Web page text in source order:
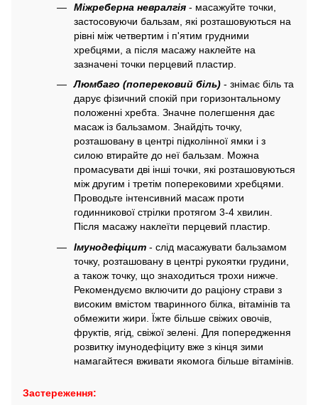
Міжреберна невралгія - масажуйте точки,
застосовуючи бальзам, які розташовуються на
рівні між четвертим і п'ятим грудними
хребцями, а після масажу наклейте на
зазначені точки перцевий пластир.
Люмбаго (поперековий біль) - знімає біль та
дарує фізичний спокій при горизонтальному
положенні хребта. Значне полегшення дає
масаж із бальзамом. Знайдіть точку,
розташовану в центрі підколінної ямки і з
силою втирайте до неї бальзам. Можна
промасувати дві інші точки, які розташовуються
між другим і третім поперековими хребцями.
Проводьте інтенсивний масаж проти
годинникової стрілки протягом 3-4 хвилин.
Після масажу наклеїти перцевий пластир.
Імунодефіцит - слід масажувати бальзамом
точку, розташовану в центрі рукоятки грудини,
а також точку, що знаходиться трохи нижче.
Рекомендуємо включити до раціону страви з
високим вмістом тваринного білка, вітамінів та
обмежити жири. Їжте більше свіжих овочів,
фруктів, ягід, свіжої зелені. Для попередження
розвитку імунодефіциту вже з кінця зими
намагайтеся вживати якомога більше вітамінів.
Застереження: